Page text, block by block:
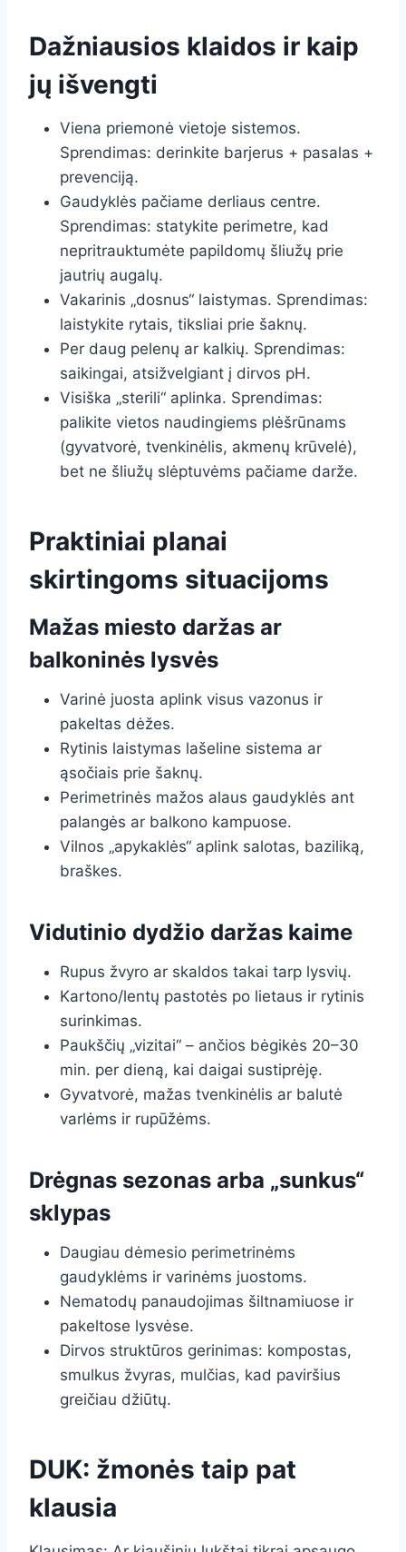
Dažniausios klaidos ir kaip
jų išvengti
Viena priemonė vietoje sistemos.
Sprendimas: derinkite barjerus + pasalas +
prevenciją.
Gaudyklės pačiame derliaus centre.
Sprendimas: statykite perimetre, kad
nepritrauktumėte papildomų šliužų prie
jautrių augalų.
Vakarinis „dosnus“ laistymas. Sprendimas:
laistykite rytais, tiksliai prie šaknų.
Per daug pelenų ar kalkių. Sprendimas:
saikingai, atsižvelgiant į dirvos pH.
Visiška „sterili“ aplinka. Sprendimas:
palikite vietos naudingiems plėšrūnams
(gyvatvorė, tvenkinėlis, akmenų krūvelė),
bet ne šliužų slėptuvėms pačiame darže.
Praktiniai planai
skirtingoms situacijoms
Mažas miesto daržas ar
balkoninės lysvės
Varinė juosta aplink visus vazonus ir
pakeltas dėžes.
Rytinis laistymas lašeline sistema ar
ąsočiais prie šaknų.
Perimetrinės mažos alaus gaudyklės ant
palangės ar balkono kampuose.
Vilnos „apykaklės“ aplink salotas, baziliką,
braškes.
Vidutinio dydžio daržas kaime
Rupus žvyro ar skaldos takai tarp lysvių.
Kartono/lentų pastotės po lietaus ir rytinis
surinkimas.
Paukščių „vizitai“ – ančios bėgikės 20–30
min. per dieną, kai daigai sustiprėję.
Gyvatvorė, mažas tvenkinėlis ar balutė
varlėms ir rupūžėms.
Drėgnas sezonas arba „sunkus“
sklypas
Daugiau dėmesio perimetrinėms
gaudyklėms ir varinėms juostoms.
Nematodų panaudojimas šiltnamiuose ir
pakeltose lysvėse.
Dirvos struktūros gerinimas: kompostas,
smulkus žvyras, mulčias, kad paviršius
greičiau džiūtų.
DUK: žmonės taip pat
klausia